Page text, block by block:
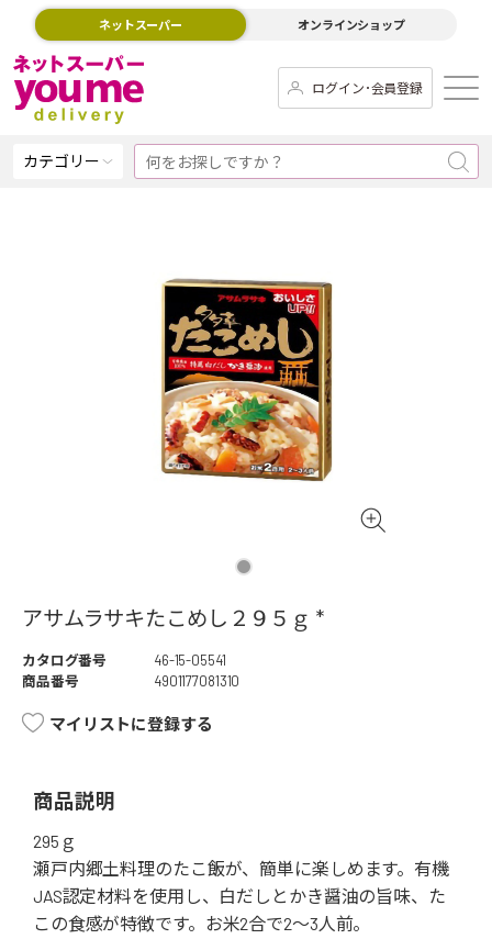
ネットスーパー オンラインショップ
ログイン･会員登録
カテゴリー
アサムラサキたこめし２９５ｇ *
カタログ番号
46-15-05541
商品番号
4901177081310
マイリストに登録する
商品説明
295ｇ
瀬戸内郷土料理のたこ飯が、簡単に楽しめます。有機
JAS認定材料を使用し、白だしとかき醤油の旨味、た
この食感が特徴です。お米2合で2～3人前。